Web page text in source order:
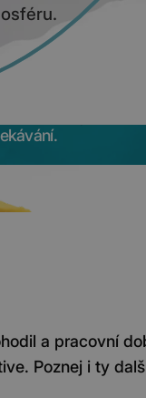
a pracovní
Poznej i ty